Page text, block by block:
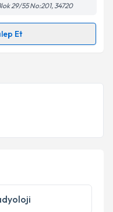
29/55 No:201, 34720
Et
ile bilgilendireceğiz.
ilişkinAydınlatma
verilerimin belirtilen
ediyorum.